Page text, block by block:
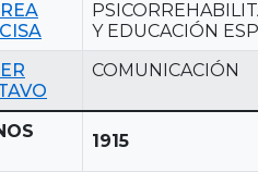
Y EDUCACIÓN
COMUNICACIÓN
1915